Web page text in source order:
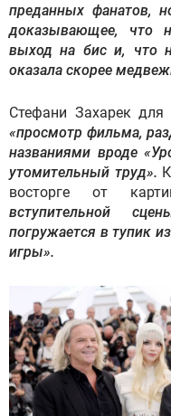
преданных фанатов,
доказывающее, что
выход на бис и, что
оказала скорее
Стефани Захарек
«просмотр фильма,
названиями вроде
утомительный труд».
восторге от
вступительной
погружается в тупик
игры».